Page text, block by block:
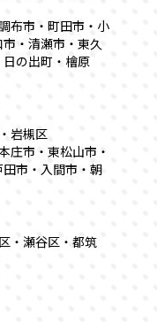
布市・町田市・小
・清瀬市・東久
の出町・檜原
岩槻区
庄市・東松山市・
市・入間市・朝
・瀬谷区・都筑